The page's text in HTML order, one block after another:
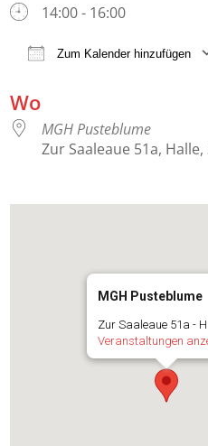
14:00 - 16:00
Zum Kalender hinzufügen
Wo
MGH Pusteblume
Zur Saaleaue 51a,
MGH Pusteblume
Zur Saaleaue 51a -
Veranstaltungen